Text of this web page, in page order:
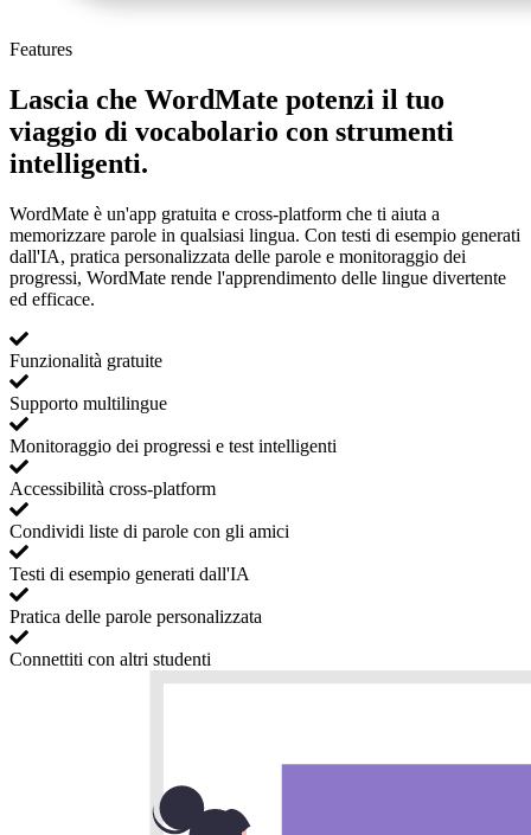
Features
Lascia che WordMate potenzi il tuo
viaggio di vocabolario con strumenti
intelligenti.
WordMate è un'app gratuita e cross-platform che ti aiuta a
memorizzare parole in qualsiasi lingua. Con testi di esempio generati
dall'IA, pratica personalizzata delle parole e monitoraggio dei
progressi, WordMate rende l'apprendimento delle lingue divertente
ed efficace.
Funzionalità gratuite
Supporto multilingue
Monitoraggio dei progressi e test intelligenti
Accessibilità cross-platform
Condividi liste di parole con gli amici
Testi di esempio generati dall'IA
Pratica delle parole personalizzata
Connettiti con altri studenti